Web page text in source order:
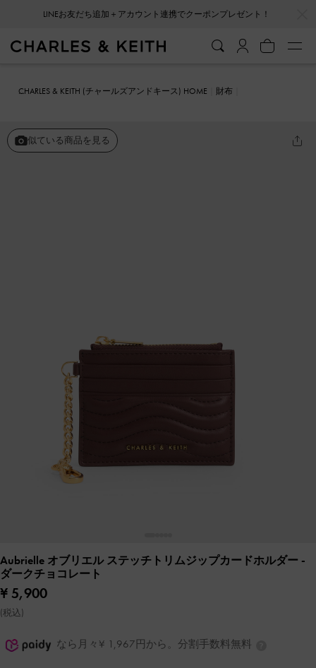
LINEお友だち追加＋アカウント連携でクーポンプレゼント！
CHARLES & KEITH (チャールズアンドキース) HOME
財布
似ている商品を見る
Aubrielle オブリエル ステッチトリムジップカードホルダー -
ダークチョコレート
¥ 5,900
(税込)
なら月々¥ 1,967円から。分割手数料無料